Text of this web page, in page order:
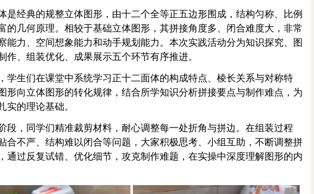
是经典的规整立体图形，由十二个全等正五边形围成，结构匀称、比例
的几何原理。相较于基础立体图形，其拼接角度多、闭合难度大，非常
能力、空间想象能力和动手规划能力。本次实践活动分为知识探究、图
作、组装优化、成果展示五个环节有序推进。
学生们在课堂中系统学习正十二面体的构成特点、棱长关系与对称特
形向立体图形的转化规律，结合所学知识分析拼接要点与制作难点，为
实的理论基础。
段，同学们精准裁剪材料，耐心调整每一处折角与拼边。在组装过程
合不严、结构难以闭合等问题，大家积极思考、小组互助，不断调整拼
通过反复试错、优化细节，攻克制作难题，在实操中深度理解图形的内